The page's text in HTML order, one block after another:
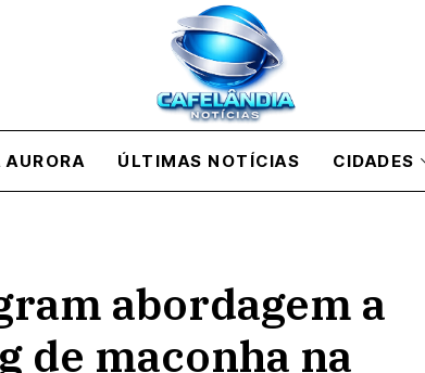
AURORA ÚLTIMAS NOTÍCIAS CIDADES
abordagem a
de maconha na